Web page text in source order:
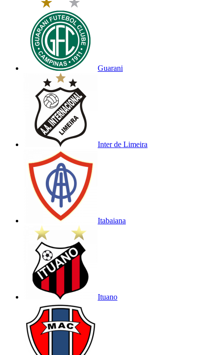
Guarani
Inter de Limeira
Itabaiana
Ituano